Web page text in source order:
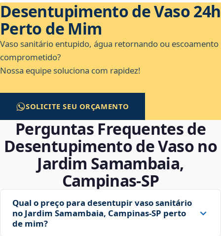
Desentupimento de Vaso 24h
Perto de Mim
Vaso sanitário entupido, água retornando ou escoamento
comprometido?
Nossa equipe soluciona com rapidez!
SOLICITE SEU ORÇAMENTO
Perguntas Frequentes de
Desentupimento de Vaso no
Jardim Samambaia,
Campinas‑SP
Qual o preço para desentupir vaso sanitário
no Jardim Samambaia, Campinas‑SP perto
de mim?